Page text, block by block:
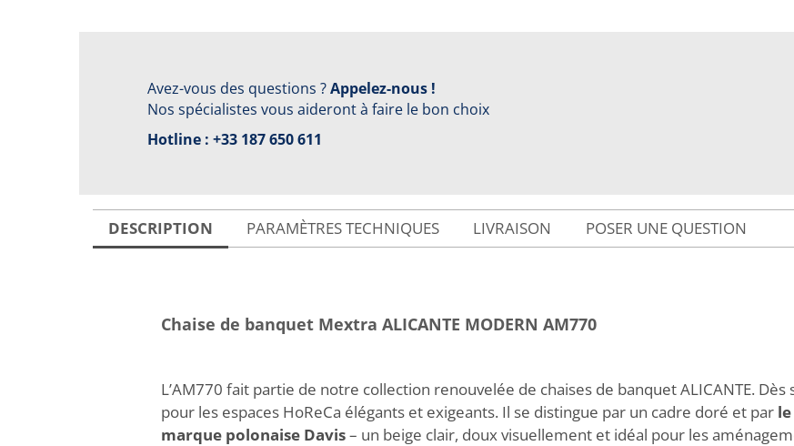
Avez-vous des questions ?Appelez-nous !
Nos spécialistes vous aideront à faire le bon choix
Hotline : +33 187 650 611
DESCRIPTION PARAMÈTRES TECHNIQUES LIVRAISON POSER UNE QUESTION
Chaise de banquet Mextra ALICANTE MODERN AM770
L’AM770 fait partie de notre collection renouvelée de chaises de banquet ALICANTE.
pour les espaces HoReCa élégants et exigeants. Il se distingue par un cadre doré et par
marque polonaise Davis– un beige clair, doux visuellement et idéal pour les